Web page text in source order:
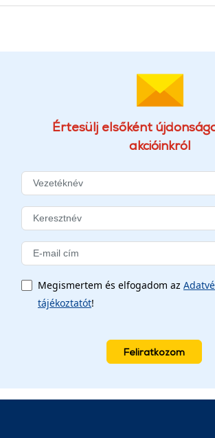
Értesülj elsőként
akcióinkról
Megismertem és elfogadom az
tájékoztatót!
Feliratkozom